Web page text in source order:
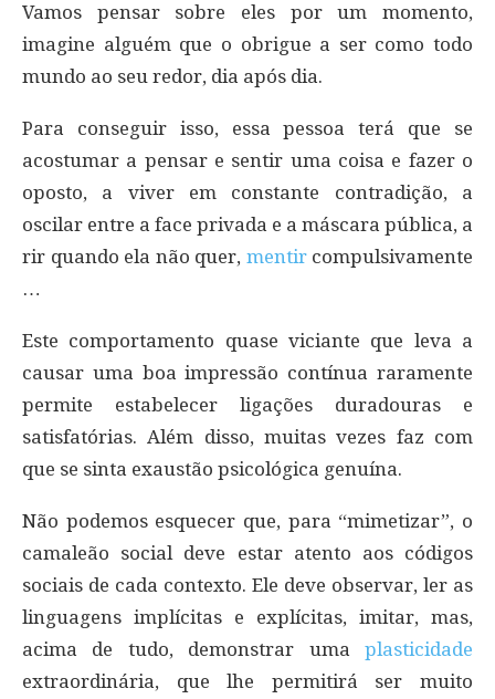
Vamos pensar sobre eles por um momento,
imagine alguém que o obrigue a ser como todo
mundo ao seu redor, dia após dia.
Para conseguir isso, essa pessoa terá que se
acostumar a pensar e sentir uma coisa e fazer o
oposto, a viver em constante contradição, a
oscilar entre a face privada e a máscara pública, a
rir quando ela não quer, mentircompulsivamente
…
Este comportamento quase viciante que leva a
causar uma boa impressão contínua raramente
permite estabelecer ligações duradouras e
satisfatórias. Além disso, muitas vezes faz com
que se sinta exaustão psicológica genuína.
Não podemos esquecer que, para “mimetizar”, o
camaleão social deve estar atento aos códigos
sociais de cada contexto. Ele deve observar, ler as
linguagens implícitas e explícitas, imitar, mas,
acima de tudo, demonstrar uma plasticidade
extraordinária, que lhe permitirá ser muito